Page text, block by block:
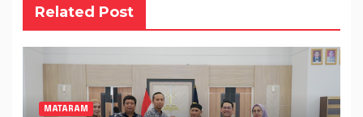
Related Post
MATARAM